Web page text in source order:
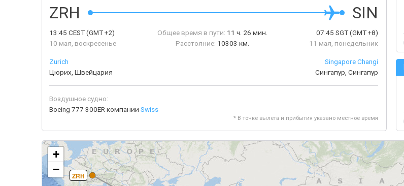
ZRH SIN
13:45 CEST(GMT +2)
10 мая, воскресенье
Общее время в пути: 11 ч. 26 мин.
Расстояние: 10303 км.
07:45 SGT(GMT +8)
11 мая, понедельник
Zurich
Цюрих, Швейцария
Singapore Changi
Сингапур, Сингапур
Воздушное судно:
Boeing 777 300ER компании Swiss
* В точке вылета и прибытия указано местное время
ZRH
+
−